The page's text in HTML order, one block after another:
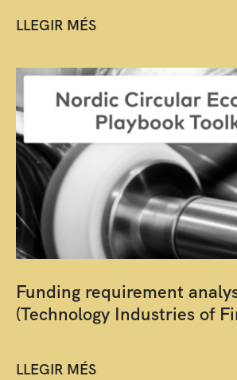
LLEGIR MÉS
Funding requirement
(Technology Industries of
LLEGIR MÉS